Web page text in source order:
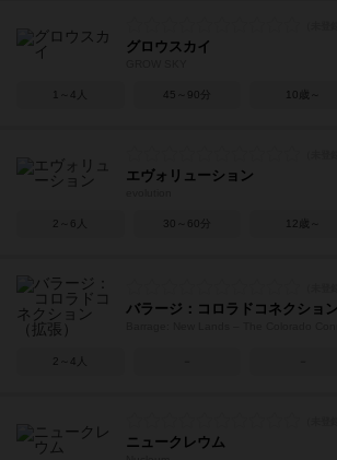
グロウスカイ
1～4人 45～90分 10歳～
エヴォリューション
2～6人 30～60分 12歳～
バラージ：コロラドコネクション
2～4人
ニュークレウム